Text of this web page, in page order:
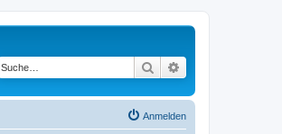
Suche
Anmelden